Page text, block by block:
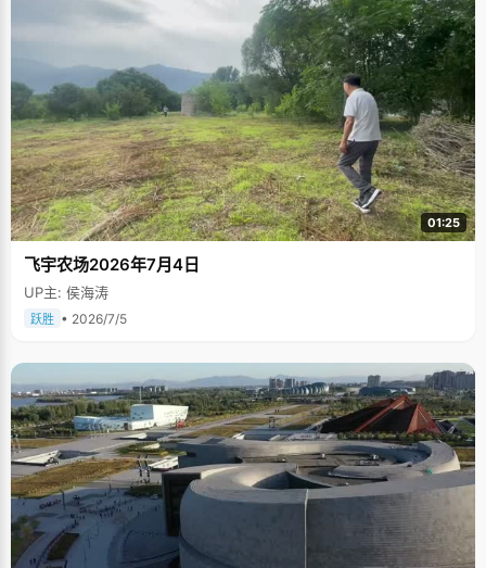
01:25
飞宇农场2026年7月4日
UP主: 侯海涛
跃胜 • 2026/7/5